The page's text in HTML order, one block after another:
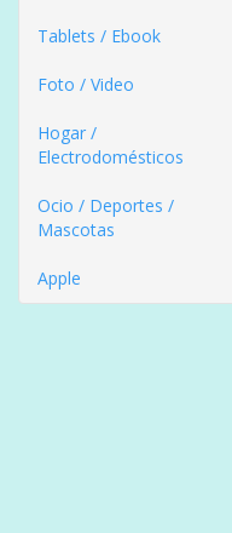
Tablets / Ebook
Foto / Video
Hogar /
Electrodomésticos
Ocio / Deportes /
Mascotas
Apple